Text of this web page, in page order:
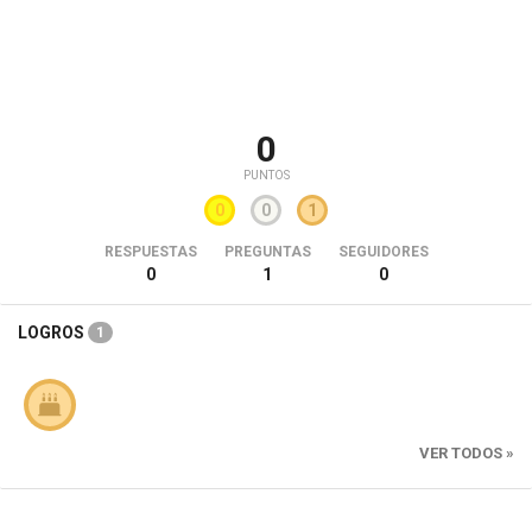
0
PUNTOS
0 0 1
RESPUESTAS
0
PREGUNTAS
1
SEGUIDORES
0
LOGROS 1
VER TODOS »